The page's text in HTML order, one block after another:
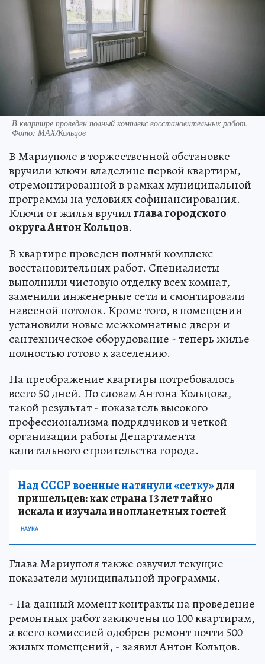
В квартире проведен полный комплекс восстановительных работ.
Фото: МАХ/Кольцов
В Мариуполе в торжественной обстановке
вручили ключи владелице первой квартиры,
отремонтированной в рамках муниципальной
программы на условиях софинансирования.
Ключи от жилья вручилглава городского
округа Антон Кольцов.
В квартире проведен полный комплекс
восстановительных работ. Специалисты
выполнили чистовую отделку всех комнат,
заменили инженерные сети и смонтировали
навесной потолок. Кроме того, в помещении
установили новые межкомнатные двери и
сантехническое оборудование - теперь жилье
полностью готово к заселению.
На преображение квартиры потребовалось
всего 50 дней. По словам Антона Кольцова,
такой результат - показатель высокого
профессионализма подрядчиков и четкой
организации работы Департамента
капитального строительства города.
Над СССР военные натянули «сетку»для
пришельцев: как страна 13 лет тайно
искала и изучала инопланетных гостей
НАУКА
Глава Мариуполя также озвучил текущие
показатели муниципальной программы.
- На данный момент контракты на проведение
ремонтных работ заключены по 100 квартирам,
а всего комиссией одобрен ремонт почти 500
жилых помещений, - заявил Антон Кольцов.